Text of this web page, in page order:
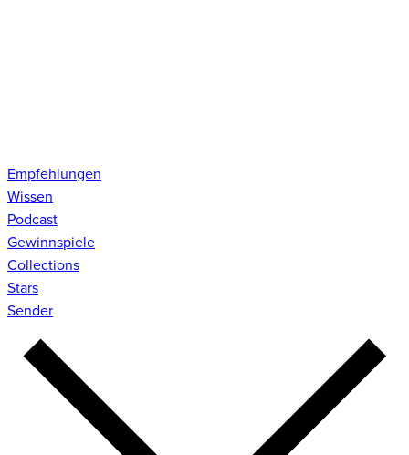
Empfehlungen
Wissen
Podcast
Gewinnspiele
Collections
Stars
Sender